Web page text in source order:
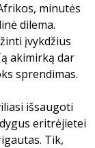
minutės
dilema.
įvykdžius
akimirką dar
sprendimas.
išsaugoti
eritrėjietei
Tik,